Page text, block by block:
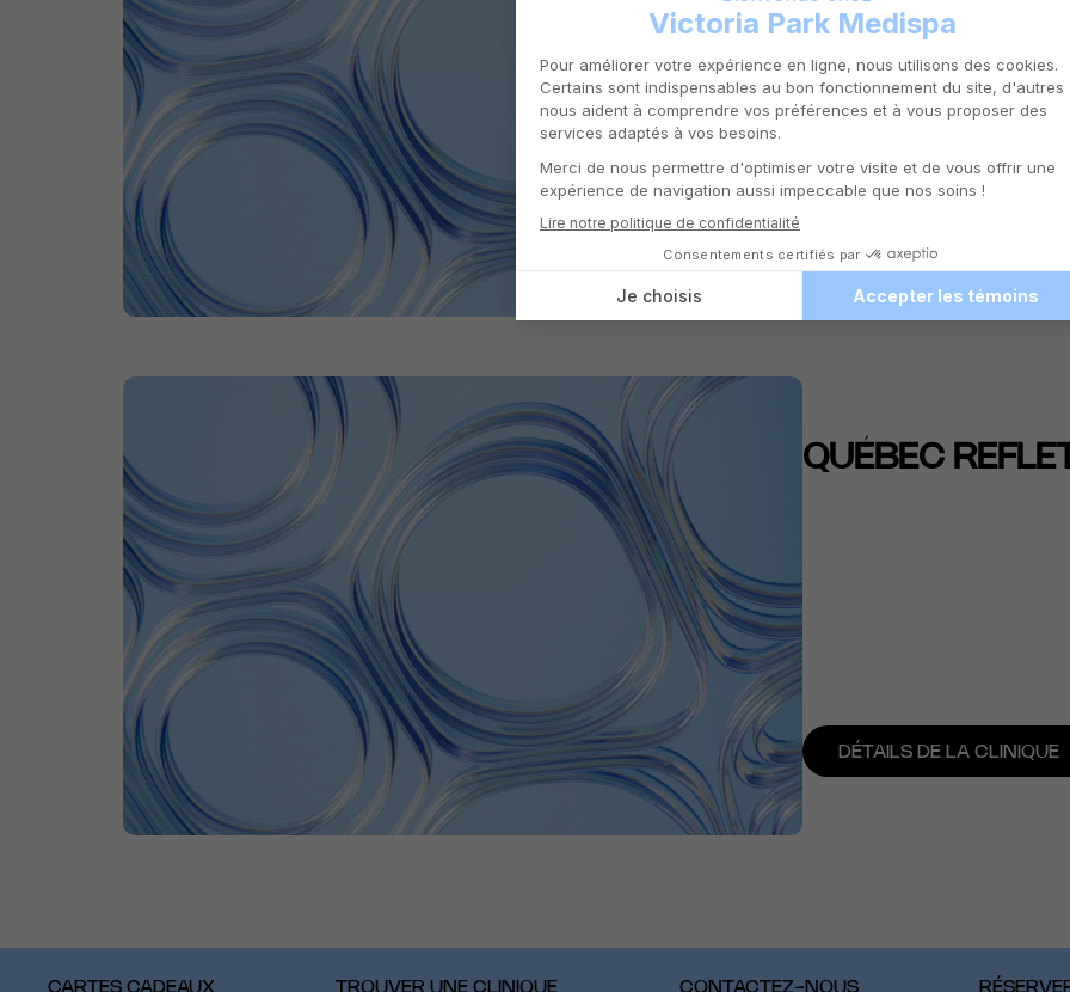
QUÉBEC
DÉTAILS DE LA CLINIQUE
CARTES CADEAUX TROUVER UNE CLINIQUE CONTACTEZ-NOUS